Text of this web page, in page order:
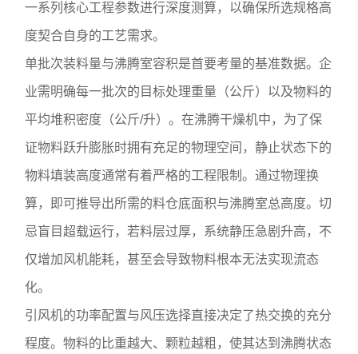
一系列核心工程参数进行深度测算，以确保所选规格高
度契合自身的工艺需求。
单批次装料量与沸腾室容积是首要考量的基准数据。企
业需明确每一批次的目标处理重量（公斤）以及物料的
平均堆积密度（公斤/升）。在沸腾干燥机中，为了保
证物料跃升膨胀时拥有充足的物理空间，静止状态下的
物料填装高度通常有着严格的工程限制。通过物理换
算，即可推导出所需的料仓底面积与沸腾室总高度。切
忌盲目超载运行，若料层过厚，系统静压急剧升高，不
仅增加风机能耗，甚至会导致物料根本无法实现流态
化。
引风机的功率配置与风压选择直接决定了热交换的充分
程度。物料的比重越大、颗粒越粗，使其达到沸腾状态